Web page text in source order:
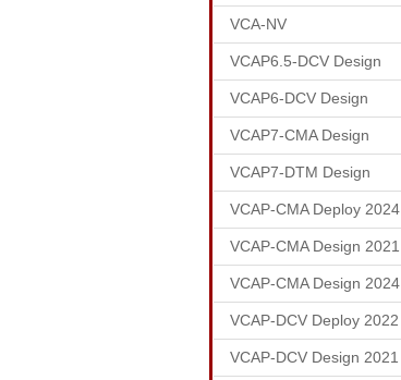
VCA-NV
VCAP6.5-DCV Design
VCAP6-DCV Design
VCAP7-CMA Design
VCAP7-DTM Design
VCAP-CMA Deploy 2024
VCAP-CMA Design 2021
VCAP-CMA Design 2024
VCAP-DCV Deploy 2022
VCAP-DCV Design 2021